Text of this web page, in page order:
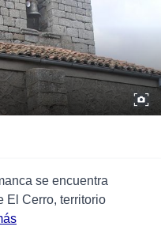
se encuentra
El Cerro, territorio